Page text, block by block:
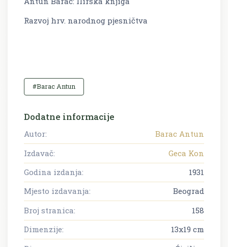
Razvoj hrv. narodnog pjesničtva
#Barac Antun
Dodatne informacije
Autor:
Barac Antun
Izdavač:
Geca Kon
Godina izdanja:
1931
Mjesto izdavanja:
Beograd
Broj stranica:
158
Dimenzije:
13x19 cm